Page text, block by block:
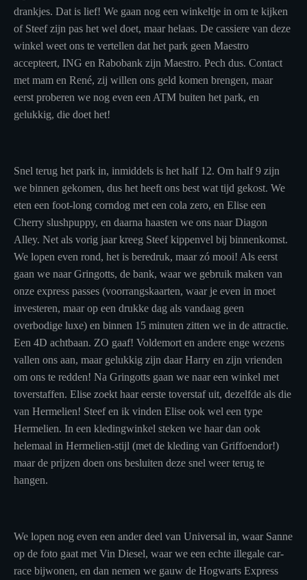
drankjes. Dat is lief! We gaan nog een winkeltje in om te kijken
of Steef zijn pas het wel doet, maar helaas. De cassiere van deze
winkel weet ons te vertellen dat het park geen Maestro
accepteert, ING en Rabobank zijn Maestro. Pech dus. Contact
met mam en René, zij willen ons geld komen brengen, maar
eerst proberen we nog even een ATM buiten het park, en
gelukkig, die doet het!
Snel terug het park in, inmiddels is het half 12. Om half 9 zijn
we binnen gekomen, dus het heeft ons best wat tijd gekost. We
eten een foot-long corndog met een cola zero, en Elise een
Cherry slushpuppy, en daarna haasten we ons naar Diagon
Alley. Net als vorig jaar kreeg Steef kippenvel bij binnenkomst.
We lopen even rond, het is beredruk, maar zó mooi! Als eerst
gaan we naar Gringotts, de bank, waar we gebruik maken van
onze express passes (voorrangskaarten, waar je even in moet
investeren, maar op een drukke dag als vandaag geen
overbodige luxe) en binnen 15 minuten zitten we in de attractie.
Een 4D achtbaan. ZO gaaf! Voldemort en andere enge wezens
vallen ons aan, maar gelukkig zijn daar Harry en zijn vrienden
om ons te redden! Na Gringotts gaan we naar een winkel met
toverstaffen. Elise zoekt haar eerste toverstaf uit, dezelfde als die
van Hermelien! Steef en ik vinden Elise ook wel een type
Hermelien. In een kledingwinkel steken we haar dan ook
helemaal in Hermelien-stijl (met de kleding van Griffoendor!)
maar de prijzen doen ons besluiten deze snel weer terug te
hangen.
We lopen nog even een ander deel van Universal in, waar Sanne
op de foto gaat met Vin Diesel, waar we een echte illegale car-
race bijwonen, en dan nemen we gauw de Hogwarts Express